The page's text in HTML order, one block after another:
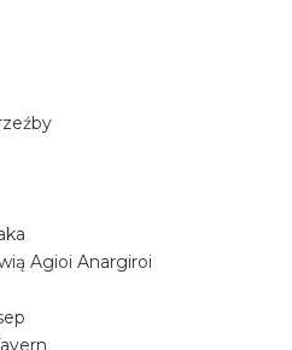
Agioi Anargiroi